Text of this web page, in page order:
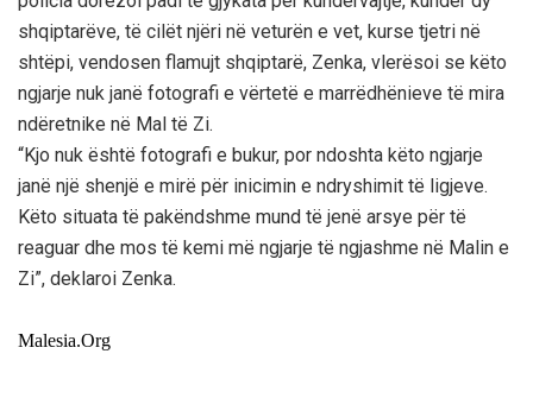
shqiptarëve, të cilët njëri në veturën e vet, kurse tjetri në
shtëpi, vendosen flamujt shqiptarë, Zenka, vlerësoi se këto
ngjarje nuk janë fotografi e vërtetë e marrëdhënieve të mira
ndëretnike në Mal të Zi.
“Kjo nuk është fotografi e bukur, por ndoshta këto ngjarje
janë një shenjë e mirë për inicimin e ndryshimit të ligjeve.
Këto situata të pakëndshme mund të jenë arsye për të
reaguar dhe mos të kemi më ngjarje të ngjashme në Malin e
Zi”, deklaroi Zenka.
Malesia.Org